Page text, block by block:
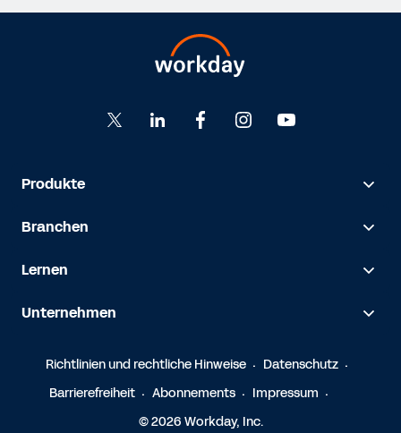
Produkte
Branchen
Lernen
Unternehmen
Richtlinien und rechtliche Hinweise
Datenschutz
Barrierefreiheit
Abonnements
Impressum
© 2026 Workday, Inc.